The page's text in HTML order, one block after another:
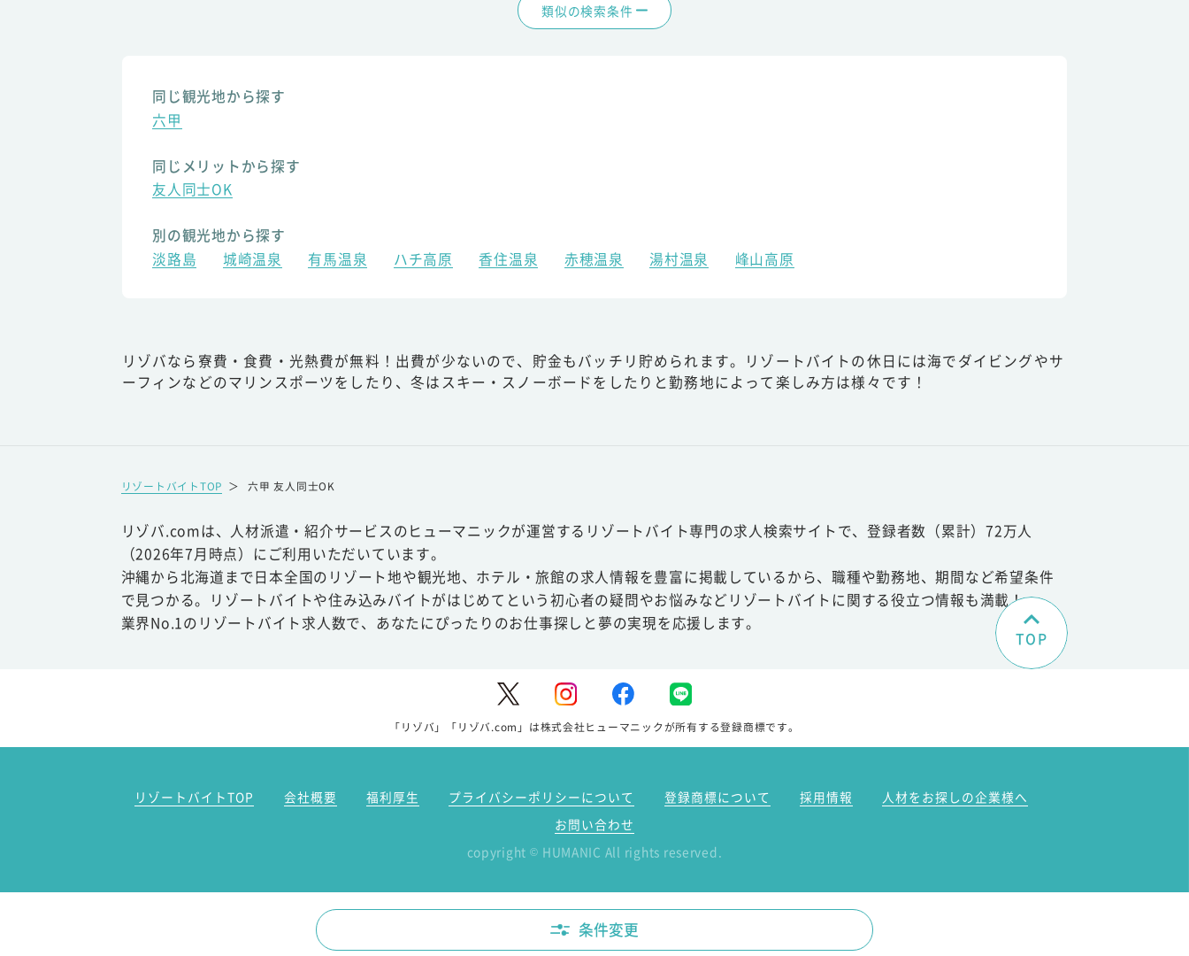
類似の検索条件
同じ観光地から探す
六甲
同じメリットから探す
友人同士OK
別の観光地から探す
淡路島
城崎温泉 有馬温泉 ハチ高原 香住温泉 赤穂温泉 湯村温泉 峰山高原
リゾバなら寮費・食費・光熱費が無料！出費が少ないので、貯金もバッチリ貯められます。リゾートバイトの休日には海でダイビングやサ
ーフィンなどのマリンスポーツをしたり、冬はスキー・スノーボードをしたりと勤務地によって楽しみ方は様々です！
リゾートバイトTOP ＞ 六甲 友人同士OK
リゾバ.comは、人材派遣・紹介サービスのヒューマニックが運営するリゾートバイト専門の求人検索サイトで、登録者数（累計）72万人
（2026年7月時点）にご利用いただいています。
沖縄から北海道まで日本全国のリゾート地や観光地、ホテル・旅館の求人情報を豊富に掲載しているから、職種や勤務地、期間など希望条件
で見つかる。リゾートバイトや住み込みバイトがはじめてという初心者の疑問やお悩みなどリゾートバイトに関する役立つ情報も満載！
業界No.1のリゾートバイト求人数で、あなたにぴったりのお仕事探しと夢の実現を応援します。
TOP
「リゾバ」「リゾバ.com」は株式会社ヒューマニックが所有する登録商標です。
リゾートバイトTOP 会社概要 福利厚生 プライバシーポリシーについて 登録商標について 採用情報
人材をお探しの企業様へ
お問い合わせ
copyright © HUMANIC All rights reserved.
条件変更